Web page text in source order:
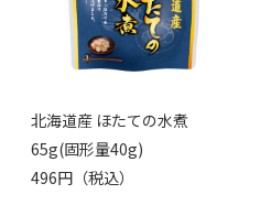
北海道産 ほたての水煮
65g(固形量40g)
496円（税込）